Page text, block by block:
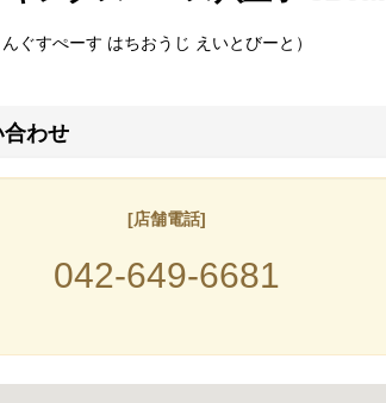
んぐすぺーす はちおうじ えいとびーと）
合わせ
[店舗電話]
042-649-6681